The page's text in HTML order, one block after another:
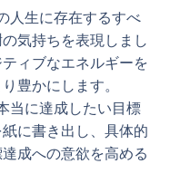
人生に存在するすべ
気持ちを表現しまし
ィブなエネルギーを
豊かにします。
当に達成したい目標
に書き出し、具体的
成への意欲を高める